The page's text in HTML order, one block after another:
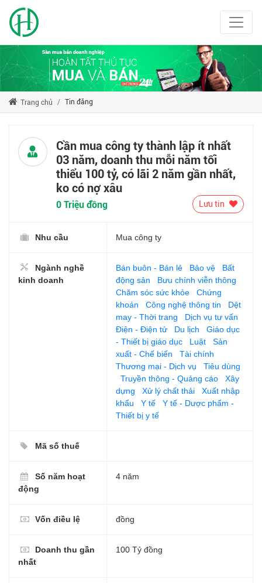
Trang chủ Tin đăng
Cần mua công ty thành lập ít nhất
03 năm, doanh thu mỗi năm tối
thiểu 100 tỷ, có lãi 2 năm gần nhất,
ko có nợ xâu
0 Triệu đồng Lưu tin
Nhu cầu Mua công ty
Ngành nghề
kinh doanh
Bán buôn - Bán lẻ Bảo vệ
Bất
động sản
Bưu chính viễn thông
Chăm sóc sức khỏe
Chứng
khoán
Công nghệ thông tin
Dệt
may - Thời trang
Dịch vụ tư vấn
Điện - Điện tử
Du lịch
Giáo dục
- Thiết bị giáo dục
Luật
Sản
xuất - Chế biến
Tài chính
Thương mại - Dịch vụ
Tiêu dùng
Truyền thông - Quảng cáo
Xây
dựng
Xử lý chất thải
Xuất nhập
khẩu
Y tế
Y tế - Dược phẩm -
Thiết bị y tế
Mã số thuế
Số năm hoạt
động
4 năm
Vốn điều lệ đồng
Doanh thu gần
nhất
100 Tỷ đồng